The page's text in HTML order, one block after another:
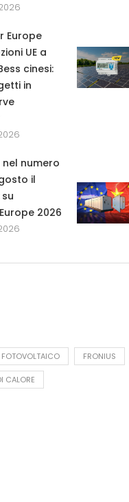
Europe
UE a
cinesi:
in
nel numero
il
2026
FOTOVOLTAICO FRONIUS
CALORE